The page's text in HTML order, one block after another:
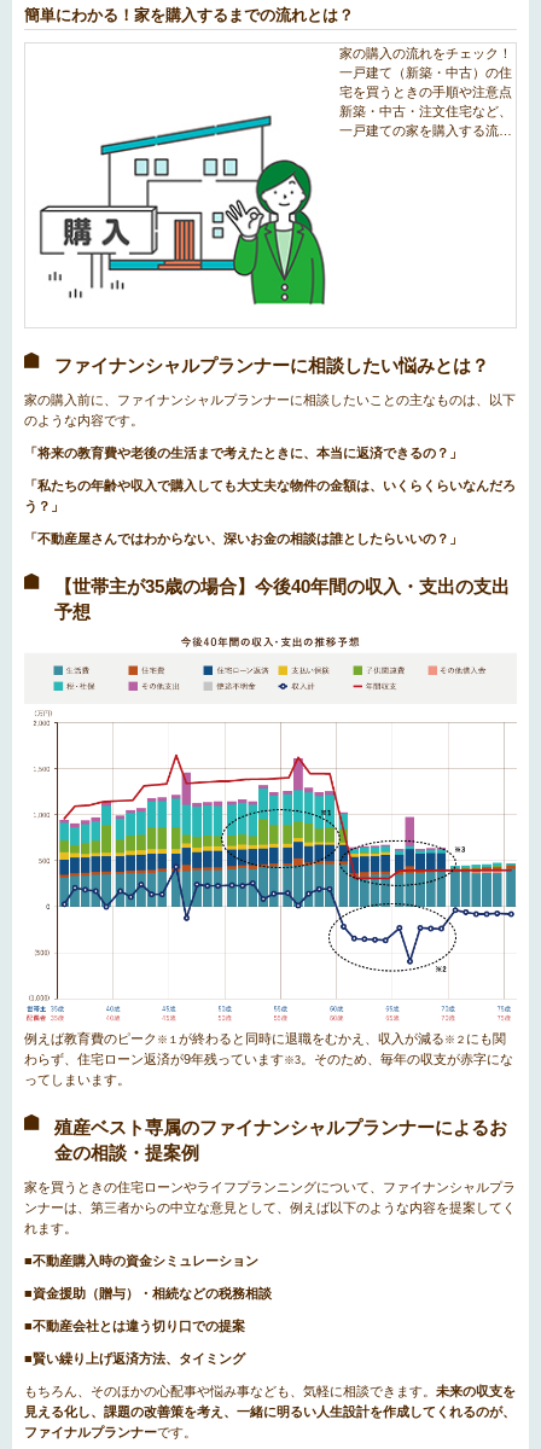
簡単にわかる！家を購入するまでの流れとは？
ファイナンシャルプランナーに相談したい悩みとは？
家の購入前に、ファイナンシャルプランナーに相談したいことの主なものは、以下
のような内容です。
「将来の教育費や老後の生活まで考えたときに、本当に返済できるの？」
「私たちの年齢や収入で購入しても大丈夫な物件の金額は、いくらくらいなんだろ
う？」
「不動産屋さんではわからない、深いお金の相談は誰としたらいいの？」
【世帯主が35歳の場合】今後40年間の収入・支出の支出
予想
例えば教育費のピーク ※１ が終わると同時に退職をむかえ、収入が減る ※２ にも関
わらず、住宅ローン返済が9年残っています※3 。そのため、毎年の収支が赤字にな
ってしまいます。
殖産ベスト専属のファイナンシャルプランナーによるお
金の相談・提案例
家を買うときの住宅ローンやライフプランニングについて、ファイナンシャルプラ
ンナーは、第三者からの中立な意見として、例えば以下のような内容を提案してく
れます。
■不動産購入時の資金シミュレーション
■資金援助（贈与）・相続などの税務相談
■不動産会社とは違う切り口での提案
■賢い繰り上げ返済方法、タイミング
もちろん、そのほかの心配事や悩み事なども、気軽に相談できます。 未来の収支を
見える化し、課題の改善策を考え、一緒に明るい人生設計を作成してくれるのが、
ファイナルプランナーです。